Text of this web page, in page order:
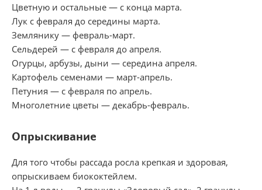
Цветную и остальные — с конца марта.
Лук с февраля до середины марта.
Землянику — февраль-март.
Сельдерей — с февраля до апреля.
Огурцы, арбузы, дыни — середина апреля.
Картофель семенами — март-апрель.
Петуния — с февраля по апрель.
Многолетние цветы — декабрь-февраль.
Опрыскивание
Для того чтобы рассада росла крепкая и здоровая,
опрыскиваем биококтейлем.